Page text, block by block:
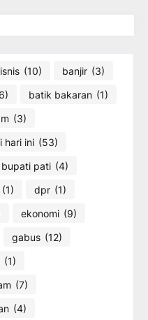
(10) banjir (3)
batik bakaran (1)
(3)
hari ini (53)
bupati pati (4)
(1) dpr (1)
ekonomi (9)
gabus (12)
(1)
(7)
(4)